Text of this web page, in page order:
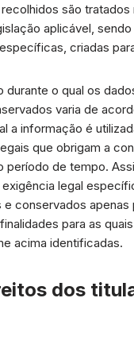
são tratados
aplicável,
criadas
durante o qual os
varia de
a informação é
que obrigam a
período de tempo.
legal
e conservados apenas
para as
acima identificadas.
dos